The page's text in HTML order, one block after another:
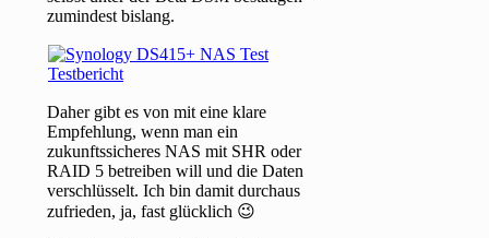
zumindest bislang.
Daher gibt es von mit eine klare
Empfehlung, wenn man ein
zukunftssicheres NAS mit SHR oder
RAID 5 betreiben will und die Daten
verschlüsselt. Ich bin damit durchaus
zufrieden, ja, fast glücklich 😉